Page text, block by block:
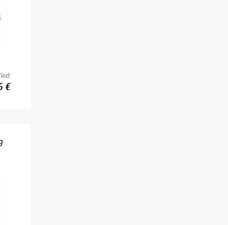
€